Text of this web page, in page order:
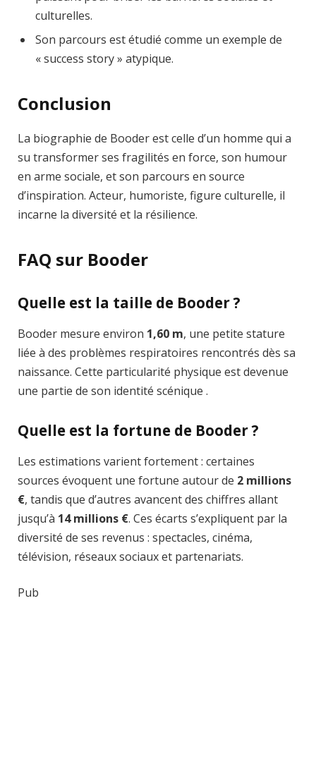
culturelles.
Son parcours est étudié comme un exemple de
« success story » atypique.
Conclusion
La biographie de Booder est celle d’un homme qui a
su transformer ses fragilités en force, son humour
en arme sociale, et son parcours en source
d’inspiration. Acteur, humoriste, figure culturelle, il
incarne la diversité et la résilience.
FAQ sur Booder
Quelle est la taille de Booder ?
Booder mesure environ 1,60 m, une petite stature
liée à des problèmes respiratoires rencontrés dès sa
naissance. Cette particularité physique est devenue
une partie de son identité scénique .
Quelle est la fortune de Booder ?
Les estimations varient fortement : certaines
sources évoquent une fortune autour de 2 millions
€, tandis que d’autres avancent des chiffres allant
jusqu’à 14 millions €. Ces écarts s’expliquent par la
diversité de ses revenus : spectacles, cinéma,
télévision, réseaux sociaux et partenariats.
Pub